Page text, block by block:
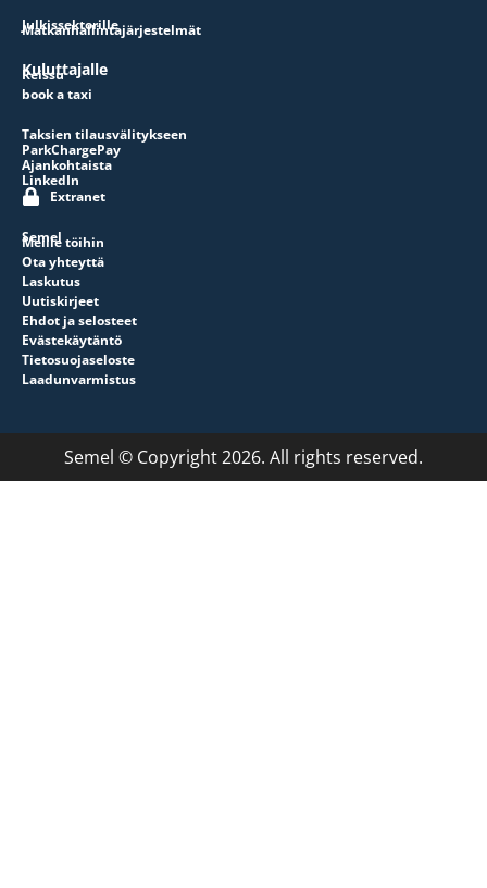
Julkissektorille
Matkanhallintajärjestelmät
Kuluttajalle
Reissu
book a taxi
Taksien tilausvälitykseen
ParkChargePay
Ajankohtaista
LinkedIn
Extranet
Semel
Meille töihin
Ota yhteyttä
Laskutus
Uutiskirjeet
Ehdot ja selosteet
Evästekäytäntö
Tietosuojaseloste
Laadunvarmistus
Semel © Copyright 2026. All rights reserved.